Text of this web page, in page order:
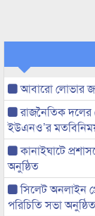
আবারো লোভার
রাজনৈতিক দলের
ইউএনও’র
কানাইঘাটে
অনুষ্ঠিত
সিলেট অনলাইন
পরিচিতি সভা অনুষ্ঠিত